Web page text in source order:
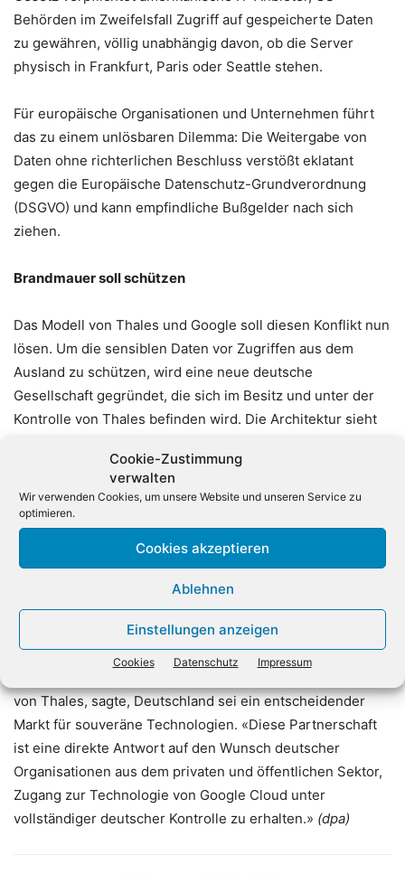
Cookie-Zustimmung
verwalten
Wir verwenden Cookies, um unsere Website und unseren Service zu
optimieren.
Cookies akzeptieren
Ablehnen
Einstellungen anzeigen
Cookies Datenschutz Impressum
Behörden im Zweifelsfall Zugriff auf gespeicherte Daten
zu gewähren, völlig unabhängig davon, ob die Server
physisch in Frankfurt, Paris oder Seattle stehen.
Für europäische Organisationen und Unternehmen führt
das zu einem unlösbaren Dilemma: Die Weitergabe von
Daten ohne richterlichen Beschluss verstößt eklatant
gegen die Europäische Datenschutz-Grundverordnung
(DSGVO) und kann empfindliche Bußgelder nach sich
ziehen.
Brandmauer soll schützen
Das Modell von Thales und Google soll diesen Konflikt nun
lösen. Um die sensiblen Daten vor Zugriffen aus dem
Ausland zu schützen, wird eine neue deutsche
Gesellschaft gegründet, die sich im Besitz und unter der
Kontrolle von Thales befinden wird. Die Architektur sieht
Plattform läuft auf einer eigenen Infrastruktur, die
ausschließlich von Personal aus Deutschland betrieben
und verwaltet wird. Damit soll garantiert werden, dass
keine dritte Partei Einblick in die gespeicherten oder
Google liefert hierbei die technologische Plattform
inklusive Rechenleistung und KI-Kapazitäten, während
Thales die Cybersicherheits-Architektur und die
von Thales, sagte, Deutschland sei ein entscheidender
Markt für souveräne Technologien. «Diese Partnerschaft
ist eine direkte Antwort auf den Wunsch deutscher
Organisationen aus dem privaten und öffentlichen Sektor,
Zugang zur Technologie von Google Cloud unter
vollständiger deutscher Kontrolle zu erhalten.» (dpa)